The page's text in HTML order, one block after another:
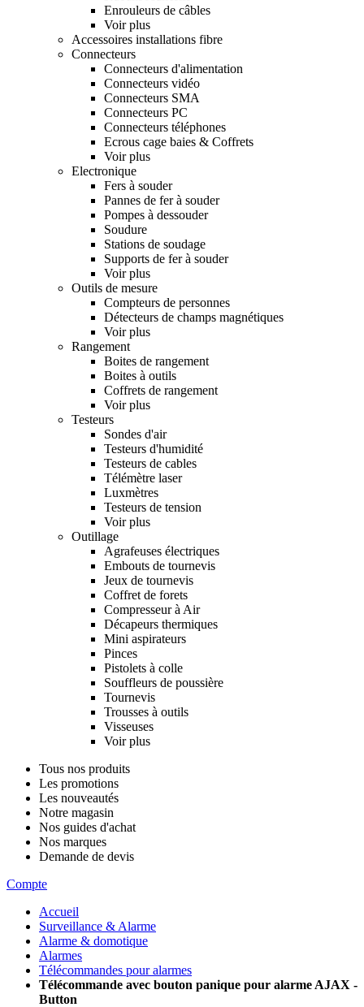
Enrouleurs de câbles
Voir plus
Accessoires installations fibre
Connecteurs
Connecteurs d'alimentation
Connecteurs vidéo
Connecteurs SMA
Connecteurs PC
Connecteurs téléphones
Ecrous cage baies & Coffrets
Voir plus
Electronique
Fers à souder
Pannes de fer à souder
Pompes à dessouder
Soudure
Stations de soudage
Supports de fer à souder
Voir plus
Outils de mesure
Compteurs de personnes
Détecteurs de champs magnétiques
Voir plus
Rangement
Boites de rangement
Boites à outils
Coffrets de rangement
Voir plus
Testeurs
Sondes d'air
Testeurs d'humidité
Testeurs de cables
Télémètre laser
Luxmètres
Testeurs de tension
Voir plus
Outillage
Agrafeuses électriques
Embouts de tournevis
Jeux de tournevis
Coffret de forets
Compresseur à Air
Décapeurs thermiques
Mini aspirateurs
Pinces
Pistolets à colle
Souffleurs de poussière
Tournevis
Trousses à outils
Visseuses
Voir plus
Tous nos produits
Les promotions
Les nouveautés
Notre magasin
Nos guides d'achat
Nos marques
Demande de devis
Compte
Accueil
Surveillance & Alarme
Alarme & domotique
Alarmes
Télécommandes pour alarmes
Télécommande avec bouton panique pour alarme AJAX -
Button